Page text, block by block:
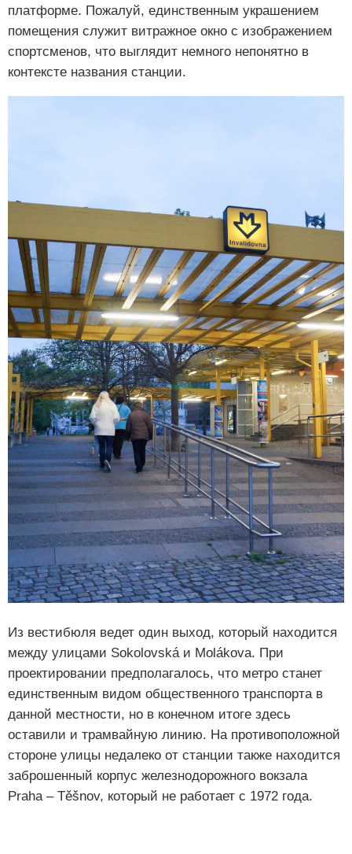
платформе. Пожалуй, единственным украшением
помещения служит витражное окно с изображением
спортсменов, что выглядит немного непонятно в
контексте названия станции.
Из вестибюля ведет один выход, который находится
между улицами Sokolovská и Molákova. При
проектировании предполагалось, что метро станет
единственным видом общественного транспорта в
данной местности, но в конечном итоге здесь
оставили и трамвайную линию. На противоположной
стороне улицы недалеко от станции также находится
заброшенный корпус железнодорожного вокзала
Praha – Těšnov, который не работает с 1972 года.